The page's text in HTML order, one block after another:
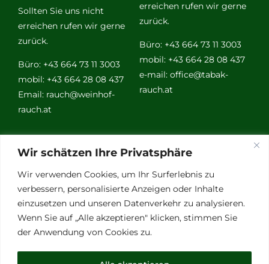
Wir schätzen Ihre Privatsphäre
Wir verwenden Cookies, um Ihr Surferlebnis zu
verbessern, personalisierte Anzeigen oder Inhalte
einzusetzen und unseren Datenverkehr zu analysieren.
Wenn Sie auf „Alle akzeptieren" klicken, stimmen Sie
der Anwendung von Cookies zu.
Sollten Sie uns nicht
erreichen rufen wir gerne
zurück.
Büro: +43 664 73 11 3003
mobil: +43 664 28 08 437
Email: rauch@weinhof-
rauch.at
erreichen rufen wir gerne
zurück.
Büro: +43 664 73 11 3003
mobil: +43 664 28 08 437
e-mail: office@tabak-
rauch.at
Weitere
Links
Vino Vitalis
Ottersbachtal
Partnerbetriebe
Links für Weinkenner